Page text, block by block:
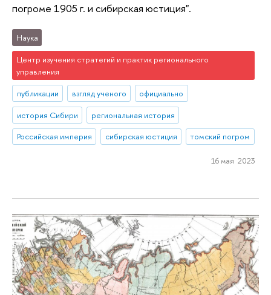
погроме 1905 г. и сибирская юстиция".
Наука
Центр изучения стратегий и практик регионального
управления
публикации
взгляд ученого
официально
история Сибири
региональная история
Российская империя
сибирская юстиция томский погром
16 мая 2023